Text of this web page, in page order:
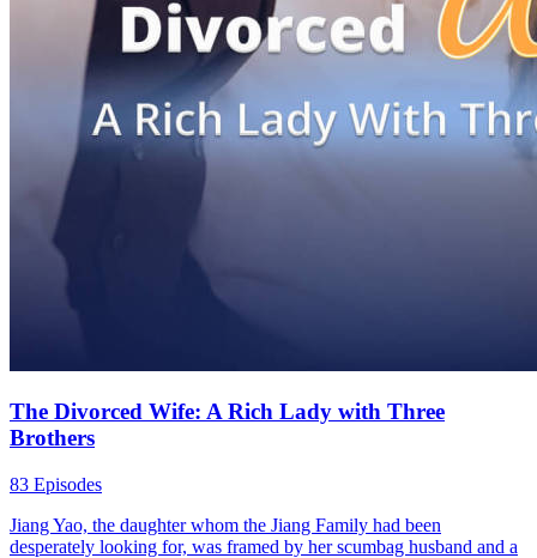
The Divorced Wife: A Rich Lady with Three
Brothers
83 Episodes
Jiang Yao, the daughter whom the Jiang Family had been
desperately looking for, was framed by her scumbag husband and a